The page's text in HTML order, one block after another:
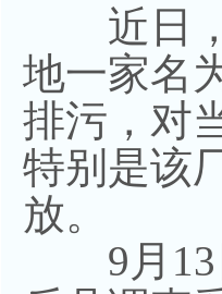
近日，
地一家名
排污，对
特别是该
放。
9月13